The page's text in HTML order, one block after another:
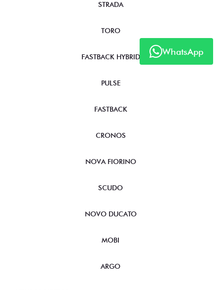
WhatsApp
STRADA
TORO
FASTBACK HYBRID
PULSE
FASTBACK
CRONOS
NOVA FIORINO
SCUDO
NOVO DUCATO
MOBI
ARGO